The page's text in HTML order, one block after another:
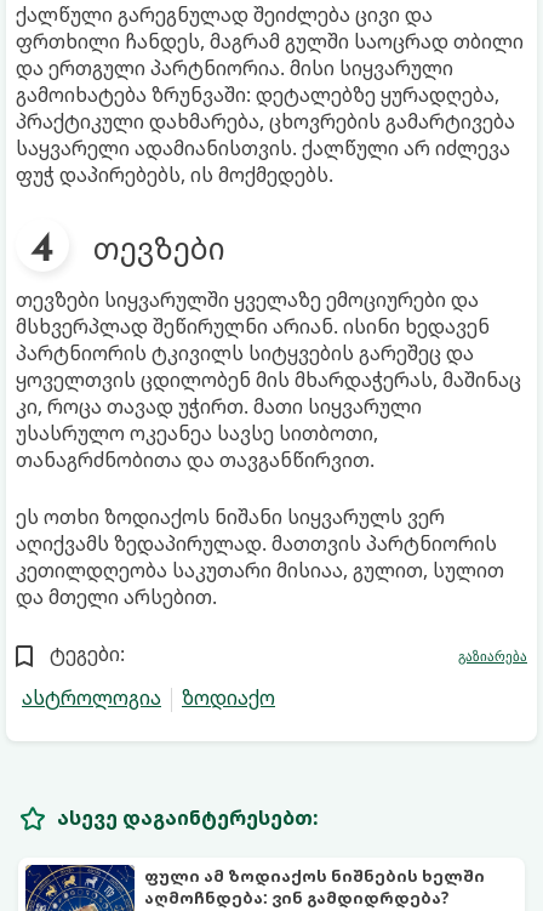
ქალწული გარეგნულად შეიძლება ცივი და
ფრთხილი ჩანდეს, მაგრამ გულში საოცრად თბილი
და ერთგული პარტნიორია. მისი სიყვარული
გამოიხატება ზრუნვაში: დეტალებზე ყურადღება,
პრაქტიკული დახმარება, ცხოვრების გამარტივება
საყვარელი ადამიანისთვის. ქალწული არ იძლევა
ფუჭ დაპირებებს, ის მოქმედებს.
თევზები
თევზები სიყვარულში ყველაზე ემოციურები და
მსხვერპლად შეწირულნი არიან. ისინი ხედავენ
პარტნიორის ტკივილს სიტყვების გარეშეც და
ყოველთვის ცდილობენ მის მხარდაჭერას, მაშინაც
კი, როცა თავად უჭირთ. მათი სიყვარული
უსასრულო ოკეანეა სავსე სითბოთი,
თანაგრძნობითა და თავგანწირვით.
ეს ოთხი ზოდიაქოს ნიშანი სიყვარულს ვერ
აღიქვამს ზედაპირულად. მათთვის პარტნიორის
კეთილდღეობა საკუთარი მისიაა, გულით, სულით
და მთელი არსებით.
ტეგები:
ასტროლოგია
ზოდიაქო
გაზიარება
ასევე დაგაინტერესებთ:
ფული ამ ზოდიაქოს ნიშნების ხელში
აღმოჩნდება: ვინ გამდიდრდება?